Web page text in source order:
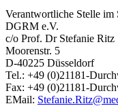
Verantwortliche Stelle im
DGRM e.V.
c/o Prof. Dr Stefanie Ritz
Moorenstr. 5
D-40225 Düsseldorf
Tel.: +49 (0)21181-
Fax: +49 (0)21181-
EMail: Stefanie.Ritz@